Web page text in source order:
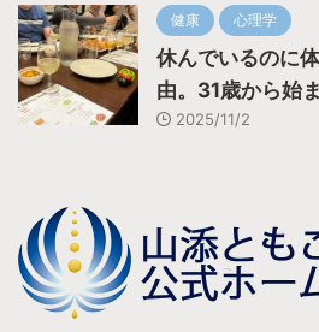
健康 心理学
休んでいるのに
由。31歳から始
2025/11/2